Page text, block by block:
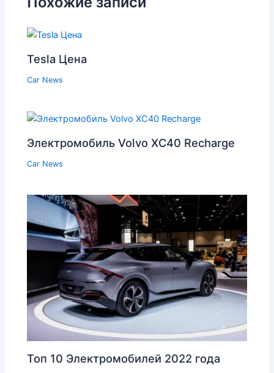
Tesla Цена
Car News
Электромобиль Volvo XC40 Recharge
Car News
Топ 10 Электромобилей 2022 года